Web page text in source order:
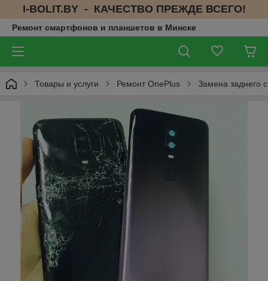
I-BOLIT.BY - КАЧЕСТВО ПРЕЖДЕ ВСЕГО!
Ремонт смартфонов и планшетов в Минске
Товары и услуги Ремонт OnePlus Замена заднего